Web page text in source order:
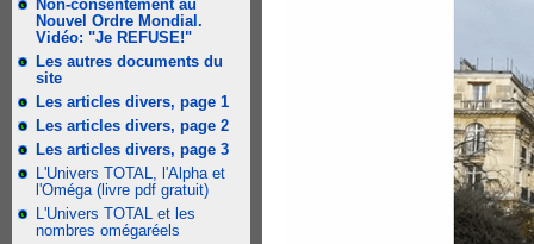
Non-consentement au
Nouvel Ordre Mondial.
Vidéo: "Je REFUSE!"
Les autres documents du
site
Les articles divers, page 1
Les articles divers, page 2
Les articles divers, page 3
L'Univers TOTAL, l'Alpha et
l'Oméga (livre pdf gratuit)
L'Univers TOTAL et les
nombres omégaréels